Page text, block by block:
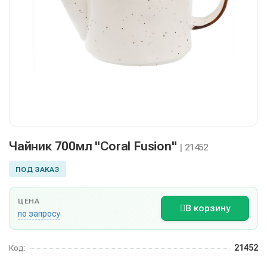
Чайник 700мл "Coral Fusion" | 21452
ПОД ЗАКАЗ
ЦЕНА
по запросу
В корзину
Код: 21452